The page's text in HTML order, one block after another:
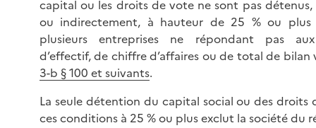
capital ou les droits de vote ne sont pas
ou indirectement, à hauteur de 25 % ou
plusieurs entreprises ne répondant pas
d’effectif, de chiffre d’affaires ou de total de bilan
3-b § 100 et suivants.
La seule détention du capital social ou des droits
ces conditions à 25 % ou plus exclut la société du